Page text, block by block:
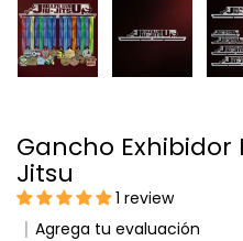
Gancho Exhibidor De Medallas Jiu
Jitsu
1 review
Agrega tu evaluación